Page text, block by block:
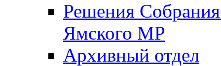
Решения
Ямского МР
Архивный отдел